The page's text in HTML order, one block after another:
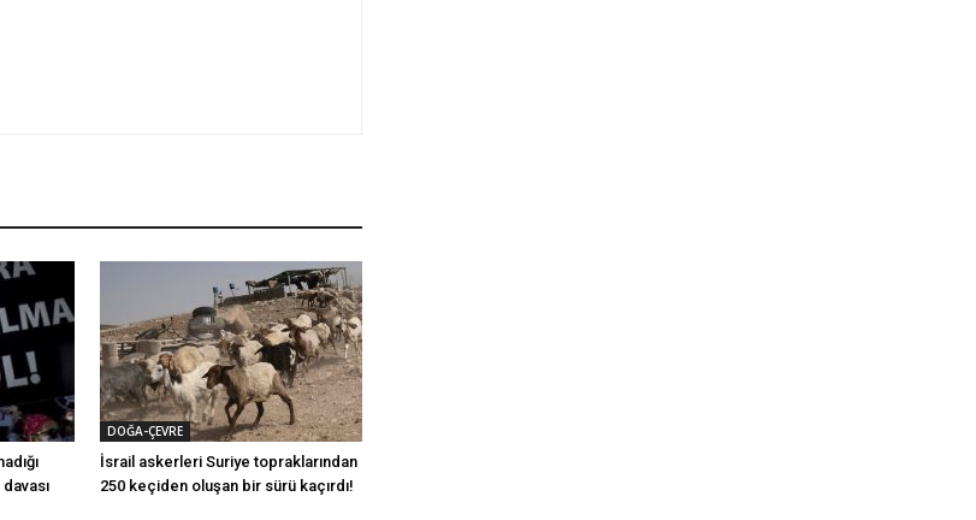
DOĞA-ÇEVRE
İsrail askerleri Suriye topraklarından
250 keçiden oluşan bir sürü kaçırdı!